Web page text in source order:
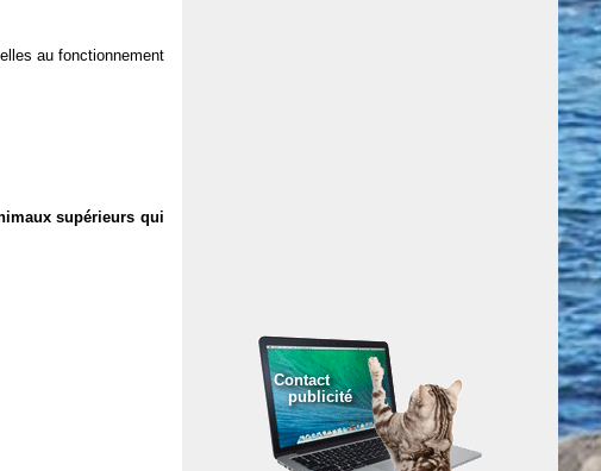
au fonctionnement
supérieurs qui
Contact
publicité